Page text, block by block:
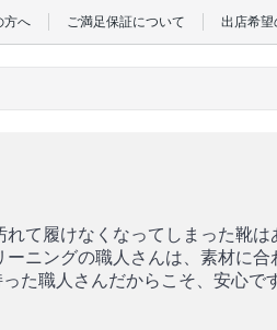
方へ ご満足保証について 出店希
て履けなくなってしまった靴は
ニングの職人さんは、素材に合
た職人さんだからこそ、安心で